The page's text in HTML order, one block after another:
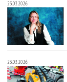
23.03.2026
23.03.2026